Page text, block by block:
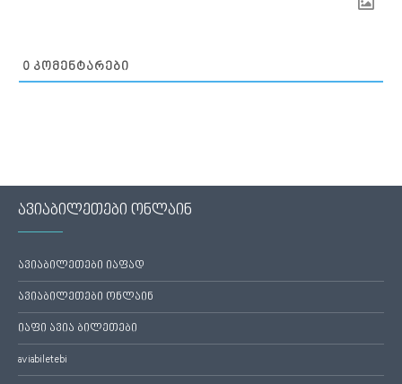
0 ᲙᲝᲛᲔᲜᲢᲐᲠᲔᲑᲘ
ავიაბილეთები ონლაინ
ავიაბილეთები იაფად
ავიაბილეთები ონლაინ
იაფი ავია ბილეთები
aviabiletebi